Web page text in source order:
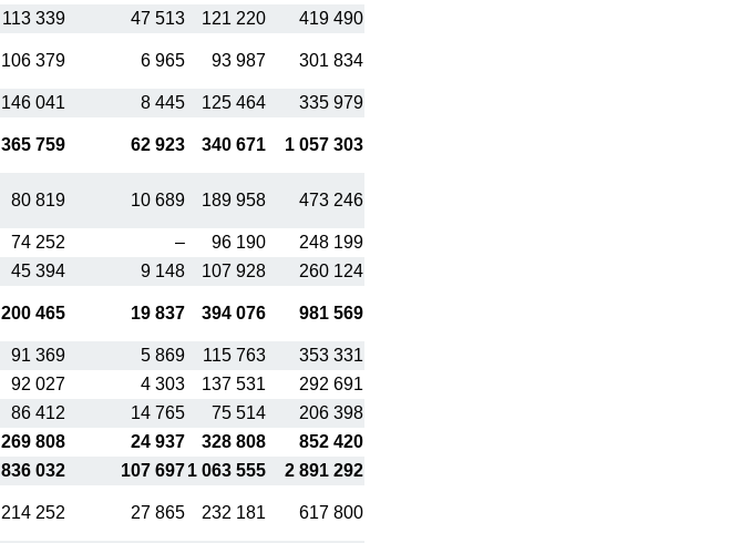
113 339 47 513 121 220
419 490
106 379 6 965 93 987 301 834
146 041 8 445 125 464
335 979
365 759 62 923 340 671 1 057 303
80 819 10 689 189 958 473 246
74 252 – 96 190
248 199
45 394 9 148 107 928
260 124
200 465 19 837 394 076 981 569
91 369 5 869 115 763
353 331
92 027 4 303 137 531
292 691
86 412 14 765 75 514
206 398
269 808 24 937 328 808
852 420
836 032 107 6971 063 555
2 891 292
214 252 27 865 232 181 617 800